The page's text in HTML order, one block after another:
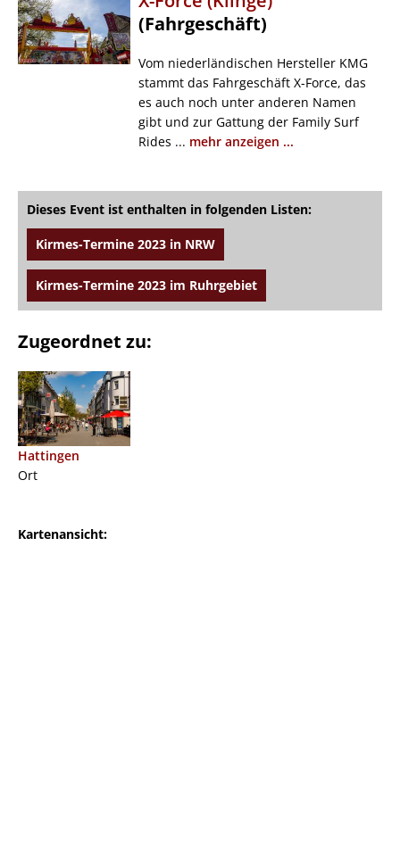
(Fahrgeschäft)
Vom niederländischen Hersteller KMG
stammt das Fahrgeschäft X-Force, das
es auch noch unter anderen Namen
gibt und zur Gattung der Family Surf
Rides ... mehr anzeigen ...
Dieses Event ist enthalten in folgenden Listen:
Kirmes-Termine 2023 in NRW
Kirmes-Termine 2023 im Ruhrgebiet
Zugeordnet zu:
Hattingen
Ort
Kartenansicht: